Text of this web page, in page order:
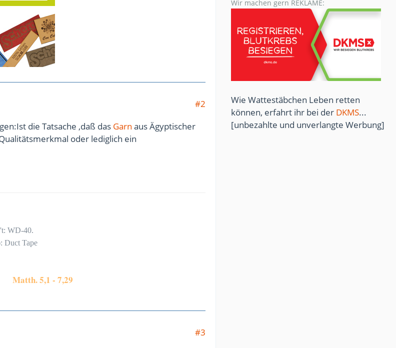
#2
die Tatsache ,daß das Garn aus Ägyptischer
oder lediglich ein
WD-40.
Duct Tape
Matth. 5,1 - 7,29
#3
Wir machen gern REKLAME:
Wie Wattestäbchen Leben retten
können, erfahrt ihr bei der DKMS...
[unbezahlte und unverlangte Werbung]